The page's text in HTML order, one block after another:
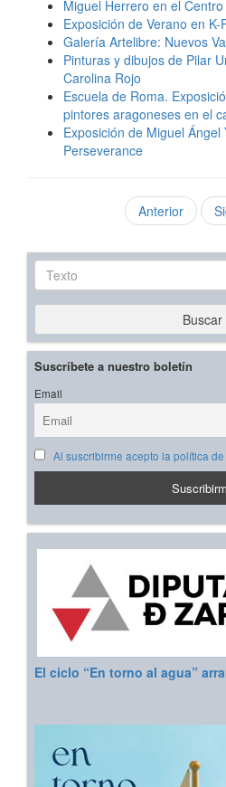
Miguel Herrero en el
Exposición de Verano en K-
Galería Artelibre: Nuevos
Pinturas y dibujos de Pilar
Carolina Rojo
Escuela de Roma.
pintores aragoneses en el
Exposición de Miguel
Perseverance
Anterior
Texto
Buscar
Suscríbete a nuestro boletín
Email
Al suscribirme acepto la política
El ciclo “En torno al agua”